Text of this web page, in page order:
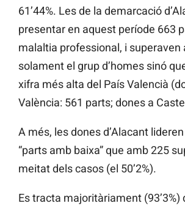
61’44%. Les de la demarcació
presentar en aquest període 663
malaltia professional, i superaven
solament el grup d’homes sinó
xifra més alta del País Valencià
València: 561 parts; dones a
A més, les dones d’Alacant
“parts amb baixa” que amb 225
meitat dels casos (el 50’2%).
Es tracta majoritàriament